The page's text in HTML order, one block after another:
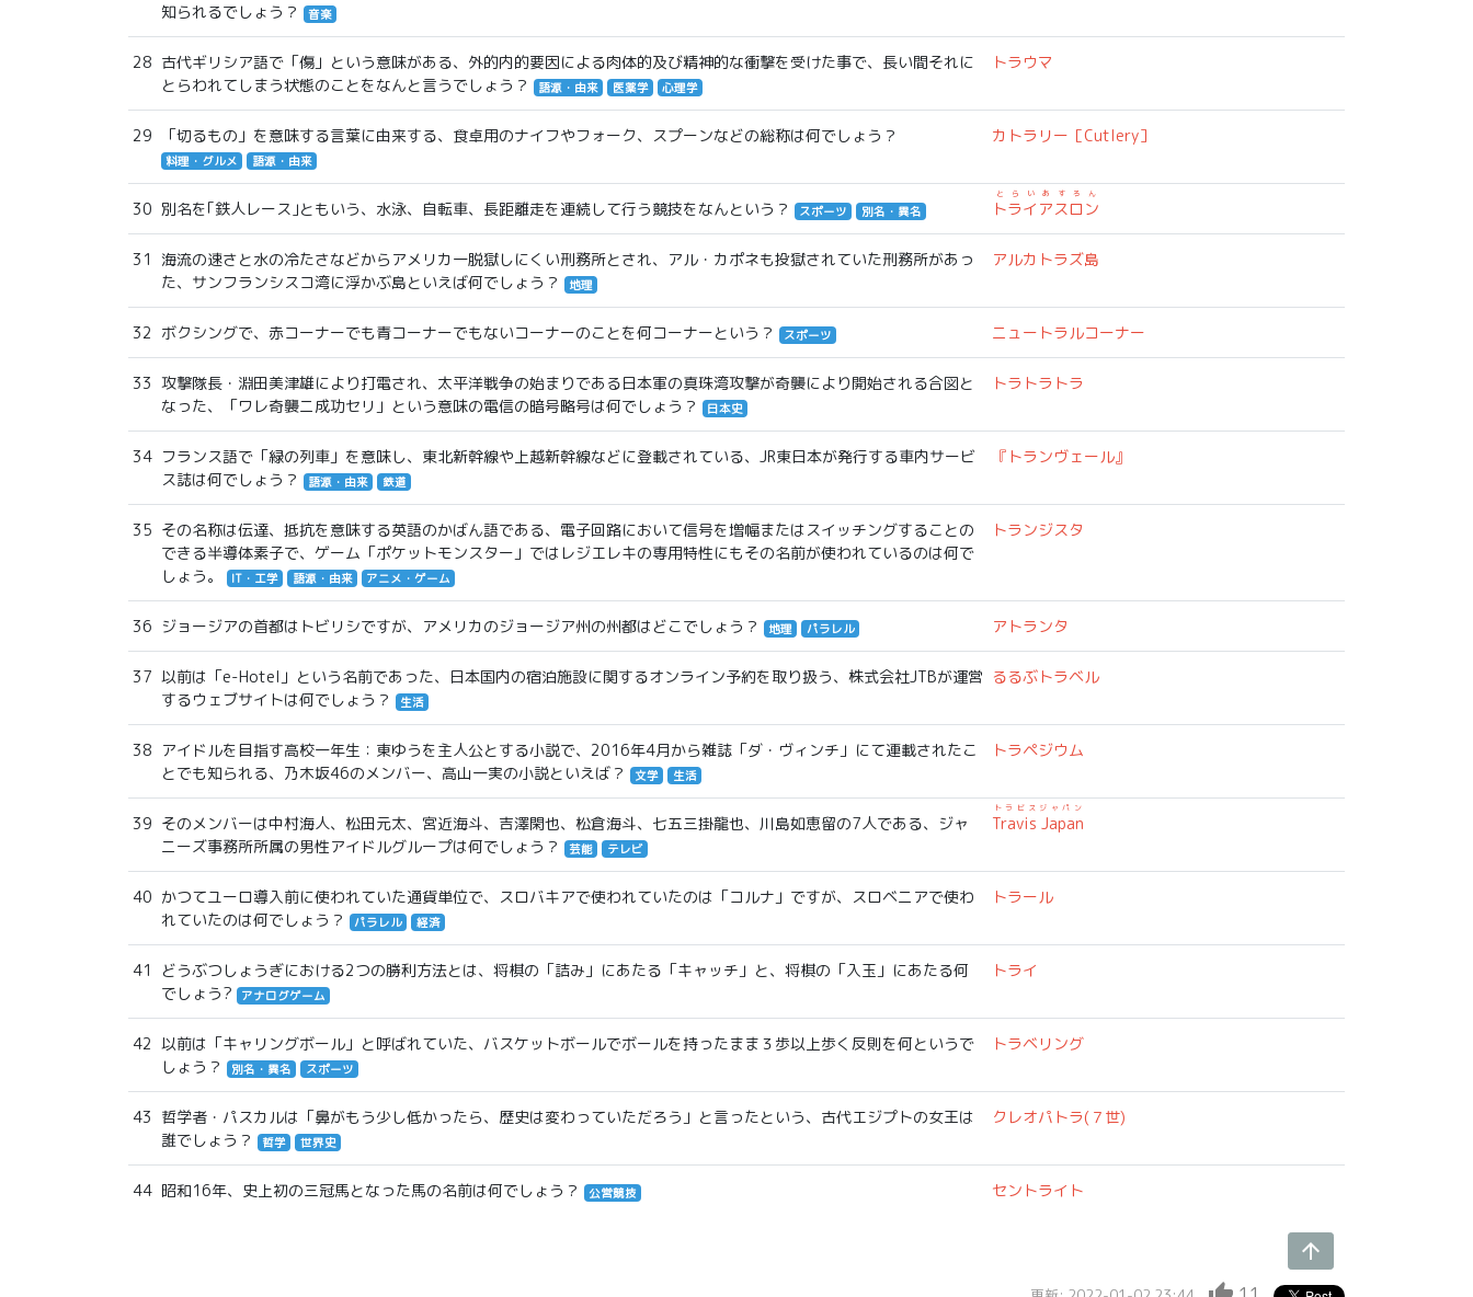
知られるでしょう？
音楽
28 古代ギリシア語で「傷」という意味がある、外的内的要因による肉体的及び精神的な衝撃を受けた事で、長い間それに
とらわれてしまう状態のことをなんと言うでしょう？
語源・由来 医薬学 心理学
トラウマ
29 「切るもの」を意味する言葉に由来する、食卓用のナイフやフォーク、スプーンなどの総称は何でしょう？
料理・グルメ 語源・由来
カトラリー［Cutlery］
30 別名を｢鉄人レース｣ともいう、水泳、自転車、長距離走を連続して行う競技をなんという？ スポーツ 別名・異名 トライアスロン
とらいあすろん
31 海流の速さと水の冷たさなどからアメリカ一脱獄しにくい刑務所とされ、アル・カポネも投獄されていた刑務所があっ
た、サンフランシスコ湾に浮かぶ島といえば何でしょう？
地理
アルカトラズ島
32 ボクシングで、赤コーナーでも青コーナーでもないコーナーのことを何コーナーという？ スポーツ ニュートラルコーナー
33 攻撃隊長・淵田美津雄により打電され、太平洋戦争の始まりである日本軍の真珠湾攻撃が奇襲により開始される合図と
なった、「ワレ奇襲ニ成功セリ」という意味の電信の暗号略号は何でしょう？
日本史
トラトラトラ
34 フランス語で「緑の列車」を意味し、東北新幹線や上越新幹線などに登載されている、JR東日本が発行する車内サービ
ス誌は何でしょう？
語源・由来 鉄道
『トランヴェール』
35 その名称は伝達、抵抗を意味する英語のかばん語である、電子回路において信号を増幅またはスイッチングすることの
できる半導体素子で、ゲーム「ポケットモンスター」ではレジエレキの専用特性にもその名前が使われているのは何で
しょう。
IT・工学 語源・由来 アニメ・ゲーム
トランジスタ
36 ジョージアの首都はトビリシですが、アメリカのジョージア州の州都はどこでしょう？ 地理 パラレル アトランタ
37 以前は「e-Hotel」という名前であった、日本国内の宿泊施設に関するオンライン予約を取り扱う、株式会社JTBが運営
するウェブサイトは何でしょう？
生活
るるぶトラベル
38 アイドルを目指す高校一年生：東ゆうを主人公とする小説で、2016年4月から雑誌「ダ・ヴィンチ」にて連載されたこ
とでも知られる、乃木坂46のメンバー、高山一実の小説といえば？
文学 生活
トラペジウム
39 そのメンバーは中村海人、松田元太、宮近海斗、吉澤閑也、松倉海斗、七五三掛龍也、川島如恵留の7人である、ジャ
ニーズ事務所所属の男性アイドルグループは何でしょう？
芸能 テレビ
Travis Japan
トラビスジャパン
40 かつてユーロ導入前に使われていた通貨単位で、スロバキアで使われていたのは「コルナ」ですが、スロベニアで使わ
れていたのは何でしょう？
パラレル 経済
トラール
41
どうぶつしょうぎにおける2つの勝利方法とは、将棋の「詰み」にあたる「キャッチ」と、将棋の「入玉」にあたる何
でしょう?
アナログゲーム
トライ
42 以前は「キャリングボール」と呼ばれていた、バスケットボールでボールを持ったまま３歩以上歩く反則を何というで
しょう？
別名・異名 スポーツ
トラベリング
43 哲学者・パスカルは「鼻がもう少し低かったら、歴史は変わっていただろう」と言ったという、古代エジプトの女王は
誰でしょう？
哲学 世界史
クレオパトラ(７世)
44 昭和16年、史上初の三冠馬となった馬の名前は何でしょう？ 公営競技 セントライト
arrow_upward